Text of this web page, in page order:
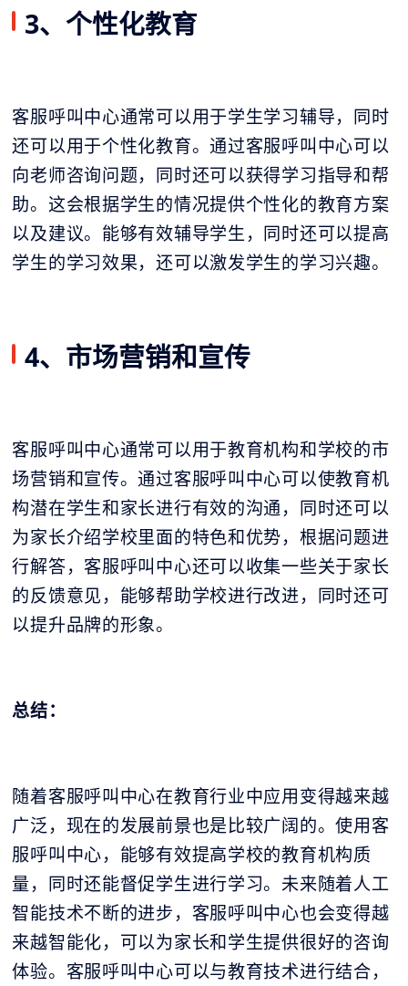
3、个性化教育
客服呼叫中心通常可以用于学生学习辅导，同时
还可以用于个性化教育。通过客服呼叫中心可以
向老师咨询问题，同时还可以获得学习指导和帮
助。这会根据学生的情况提供个性化的教育方案
以及建议。能够有效辅导学生，同时还可以提高
学生的学习效果，还可以激发学生的学习兴趣。
4、市场营销和宣传
客服呼叫中心通常可以用于教育机构和学校的市
场营销和宣传。通过客服呼叫中心可以使教育机
构潜在学生和家长进行有效的沟通，同时还可以
为家长介绍学校里面的特色和优势，根据问题进
行解答，客服呼叫中心还可以收集一些关于家长
的反馈意见，能够帮助学校进行改进，同时还可
以提升品牌的形象。
总结：
随着客服呼叫中心在教育行业中应用变得越来越
广泛，现在的发展前景也是比较广阔的。使用客
服呼叫中心，能够有效提高学校的教育机构质
量，同时还能督促学生进行学习。未来随着人工
智能技术不断的进步，客服呼叫中心也会变得越
来越智能化，可以为家长和学生提供很好的咨询
体验。客服呼叫中心可以与教育技术进行结合，